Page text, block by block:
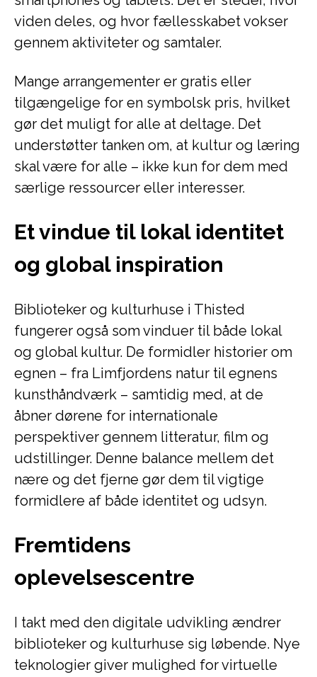
viden deles, og hvor fællesskabet vokser
gennem aktiviteter og samtaler.
Mange arrangementer er gratis eller
tilgængelige for en symbolsk pris, hvilket
gør det muligt for alle at deltage. Det
understøtter tanken om, at kultur og læring
skal være for alle – ikke kun for dem med
særlige ressourcer eller interesser.
Et vindue til lokal identitet
og global inspiration
Biblioteker og kulturhuse i Thisted
fungerer også som vinduer til både lokal
og global kultur. De formidler historier om
egnen – fra Limfjordens natur til egnens
kunsthåndværk – samtidig med, at de
åbner dørene for internationale
perspektiver gennem litteratur, film og
udstillinger. Denne balance mellem det
nære og det fjerne gør dem til vigtige
formidlere af både identitet og udsyn.
Fremtidens
oplevelsescentre
I takt med den digitale udvikling ændrer
biblioteker og kulturhuse sig løbende. Nye
teknologier giver mulighed for virtuelle